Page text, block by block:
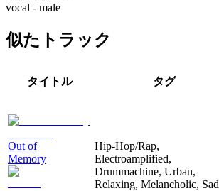
vocal - male
似たトラック
タイトル タグ
Out of
Memory
Hip-Hop/Rap,
Electroamplified,
Drummachine, Urban,
Relaxing, Melancholic, Sad